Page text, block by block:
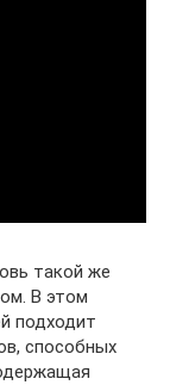
такой же
В этом
подходит
способных